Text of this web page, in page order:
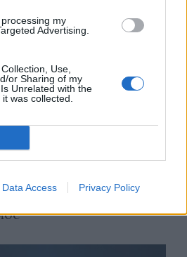
my
Advertising.
Use,
or Sharing of my
Unrelated with the
was collected.
Data Access Privacy Policy
излязоха в